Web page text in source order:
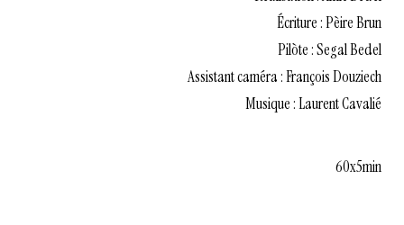
Écriture : Pèire Brun
Pilòte : Segal Bedel
Assistant caméra : François Douziech
Musique : Laurent Cavalié
60x5min